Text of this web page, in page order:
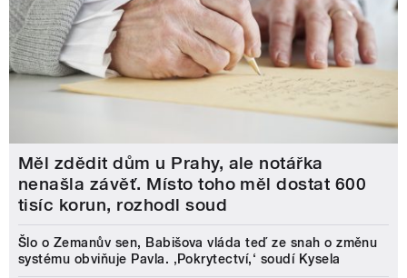
Měl zdědit dům u Prahy, ale notářka
nenašla závěť. Místo toho měl dostat 600
tisíc korun, rozhodl soud
Šlo o Zemanův sen, Babišova vláda teď ze snah o změnu
systému obviňuje Pavla. ‚Pokrytectví,‘ soudí Kysela